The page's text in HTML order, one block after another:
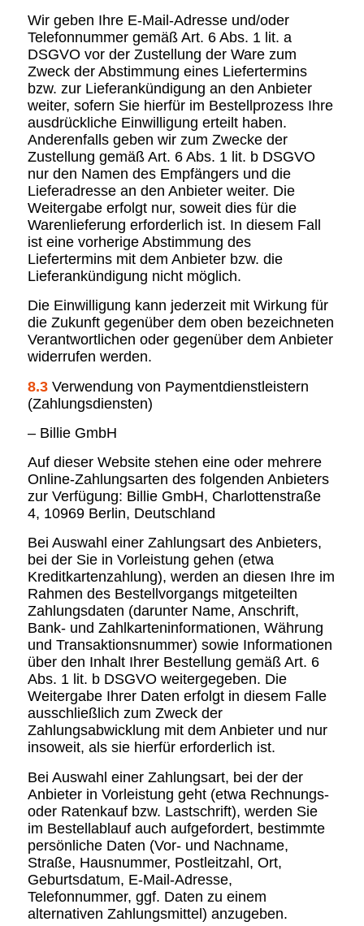
Wir geben Ihre E-Mail-Adresse und/oder
Telefonnummer gemäß Art. 6 Abs. 1 lit. a
DSGVO vor der Zustellung der Ware zum
Zweck der Abstimmung eines Liefertermins
bzw. zur Lieferankündigung an den Anbieter
weiter, sofern Sie hierfür im Bestellprozess Ihre
ausdrückliche Einwilligung erteilt haben.
Anderenfalls geben wir zum Zwecke der
Zustellung gemäß Art. 6 Abs. 1 lit. b DSGVO
nur den Namen des Empfängers und die
Lieferadresse an den Anbieter weiter. Die
Weitergabe erfolgt nur, soweit dies für die
Warenlieferung erforderlich ist. In diesem Fall
ist eine vorherige Abstimmung des
Liefertermins mit dem Anbieter bzw. die
Lieferankündigung nicht möglich.
Die Einwilligung kann jederzeit mit Wirkung für
die Zukunft gegenüber dem oben bezeichneten
Verantwortlichen oder gegenüber dem Anbieter
widerrufen werden.
8.3Verwendung von Paymentdienstleistern
(Zahlungsdiensten)
– Billie GmbH
Auf dieser Website stehen eine oder mehrere
Online-Zahlungsarten des folgenden Anbieters
zur Verfügung: Billie GmbH, Charlottenstraße
4, 10969 Berlin, Deutschland
Bei Auswahl einer Zahlungsart des Anbieters,
bei der Sie in Vorleistung gehen (etwa
Kreditkartenzahlung), werden an diesen Ihre im
Rahmen des Bestellvorgangs mitgeteilten
Zahlungsdaten (darunter Name, Anschrift,
Bank- und Zahlkarteninformationen, Währung
und Transaktionsnummer) sowie Informationen
über den Inhalt Ihrer Bestellung gemäß Art. 6
Abs. 1 lit. b DSGVO weitergegeben. Die
Weitergabe Ihrer Daten erfolgt in diesem Falle
ausschließlich zum Zweck der
Zahlungsabwicklung mit dem Anbieter und nur
insoweit, als sie hierfür erforderlich ist.
Bei Auswahl einer Zahlungsart, bei der der
Anbieter in Vorleistung geht (etwa Rechnungs-
oder Ratenkauf bzw. Lastschrift), werden Sie
im Bestellablauf auch aufgefordert, bestimmte
persönliche Daten (Vor- und Nachname,
Straße, Hausnummer, Postleitzahl, Ort,
Geburtsdatum, E-Mail-Adresse,
Telefonnummer, ggf. Daten zu einem
alternativen Zahlungsmittel) anzugeben.